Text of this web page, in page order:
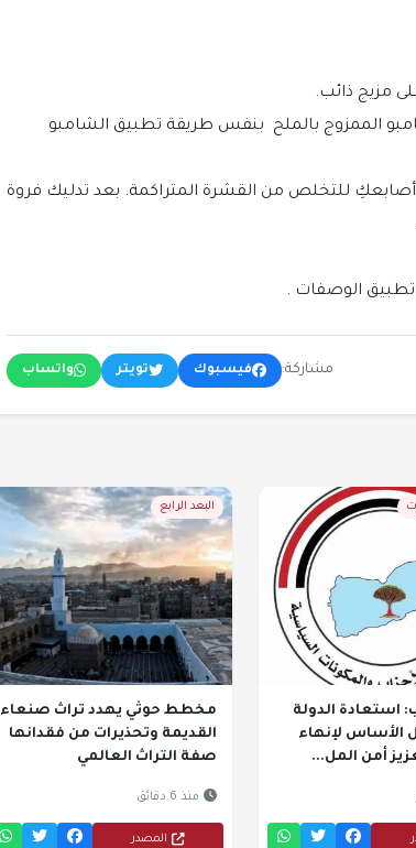
مزيج ذائب.
الممزوج بالملح بنفس طريقة تطبيق الشامبو
للتخلص من القشرة المتراكمة. بعد تدليك فروة
الوصفات .
مشاركة: فيسبوك تويتر واتساب
استعادة الدولة
الأساس لإنهاء
أمن المل...
البعد الرابع
مخطط حوثي يهدد تراث صنعاء
القديمة وتحذيرات من فقدانها
صفة التراث العالمي
منذ 6 دقائق
المصدر